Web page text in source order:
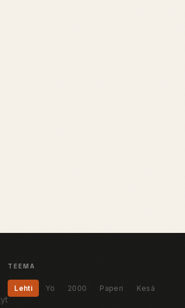
TEEMA
Lehti Yö 2000 Paperi Kesä